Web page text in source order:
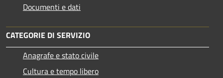
Documenti e dati
CATEGORIE DI SERVIZIO
Anagrafe e stato civile
Cultura e tempo libero